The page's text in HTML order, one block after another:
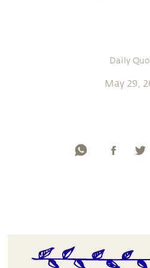
Daily
May 29,